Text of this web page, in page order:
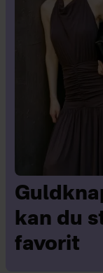
kan du
favorit